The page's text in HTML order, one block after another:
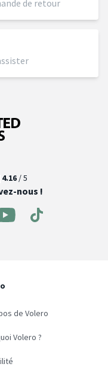
de retour
4.16/ 5
nous !
de Volero
Volero ?